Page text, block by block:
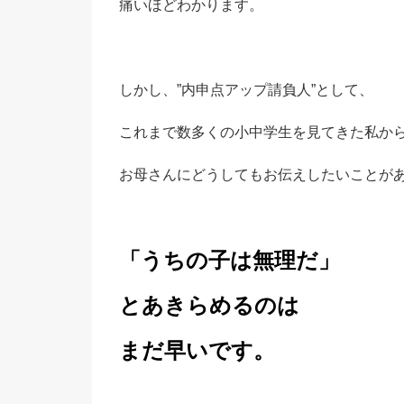
痛いほどわかります。
しかし、”内申点アップ請負人”として、
これまで数多くの小中学生を見てきた私から
お母さんにどうしてもお伝えしたいことが
「うちの子は無理だ」
とあきらめるのは
まだ早いです。